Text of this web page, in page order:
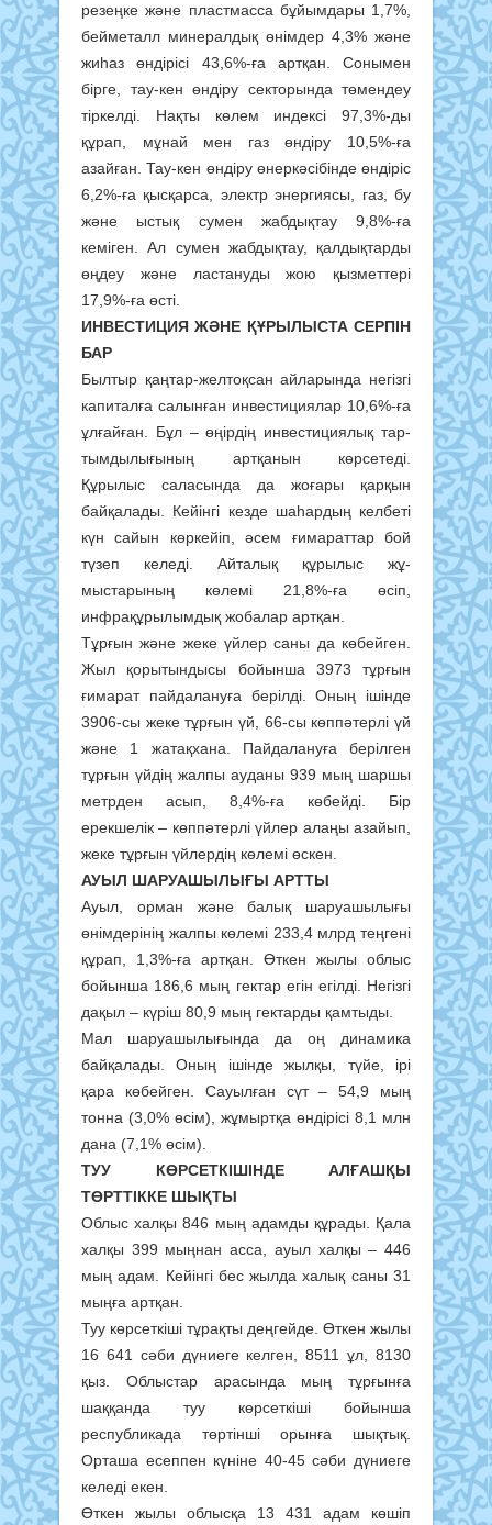
резеңке және пластмасса бұйымдары 1,7%,
бейметалл минералдық өнім­дер 4,3% және
жиһаз өндірісі 43,6%-ға артқан. Сонымен
бірге, тау-кен өндіру секторында тө­мендеу
тіркелді. Нақты көлем индексі 97,3%-ды
құрап, мұнай мен газ өндіру 10,5%-ға
азайған. Тау-кен өндіру өнеркәсібінде өндіріс
6,2%-ға қысқарса, электр энергиясы, газ, бу
және ыстық сумен жабдықтау 9,8%-ға
кеміген. Ал сумен жабдықтау, қалдықтарды
өңдеу және ластануды жою қыз­меттері
17,9%-ға өсті.
ИНВЕСТИЦИЯ ЖӘНЕ ҚҰРЫЛЫСТА СЕРПІН
БАР
Былтыр қаңтар-желтоқсан ай­ла­рын­да негізгі
капиталға салынған инвес­тициялар 10,6%-ға
ұлғайған. Бұл – өңірдің инвестициялық тар­
тым­дылығының арт­қанын көрсе­теді.
Құрылыс саласында да жо­ғары қарқын
байқалады. Кейінгі кезде шаһардың келбеті
күн сайын көркейіп, әсем ғимараттар бой
түзеп келеді. Айталық құрылыс жұ­
мыстарының көлемі 21,8%-ға өсіп,
инфрақұрылымдық жобалар артқан.
Тұрғын және жеке үйлер саны да көбейген.
Жыл қорытындысы бойынша 3973 тұрғын
ғимарат пайдалануға берілді. Оның ішінде
3906-сы жеке тұрғын үй, 66-сы көппәтерлі үй
және 1 жатақхана. Пайдалануға берілген
тұрғын үйдің жалпы ауданы 939 мың шаршы
метрден асып, 8,4%-ға көбейді. Бір
ерекшелік – көппәтерлі үйлер алаңы азайып,
жеке тұрғын үйлердің көлемі өскен.
АУЫЛ ШАРУАШЫЛЫҒЫ АРТТЫ
Ауыл, орман және балық шаруашылығы
өнімдерінің жалпы көлемі 233,4 млрд теңгені
құрап, 1,3%-ға артқан. Өткен жылы облыс
бойынша 186,6 мың гектар егін егілді. Негізгі
дақыл – күріш 80,9 мың гектарды қамтыды.
Мал шаруашылығында да оң динамика
байқалады. Оның ішінде жылқы, түйе, ірі
қара көбейген. Сауылған сүт – 54,9 мың
тонна (3,0% өсім), жұмыртқа өндірісі 8,1 млн
дана (7,1% өсім).
ТУУ КӨРСЕТКІШІНДЕ АЛҒАШҚЫ
ТӨРТТІККЕ ШЫҚТЫ
Облыс халқы 846 мың адамды құрады. Қала
халқы 399 мыңнан асса, ауыл халқы – 446
мың адам. Кейінгі бес жылда халық саны 31
мыңға артқан.
Туу көрсеткіші тұрақты деңгейде. Өткен жылы
16 641 сәби дүниеге келген, 8511 ұл, 8130
қыз. Облыстар арасында мың тұрғынға
шаққанда туу көрсеткіші бойынша
республикада төртінші орынға шықтық.
Орташа есеппен күніне 40-45 сәби дүниеге
келеді екен.
Өткен жылы облысқа 13 431 адам көшіп